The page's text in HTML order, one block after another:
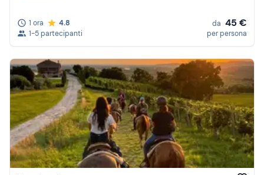
1 ora
4.8
1-5 partecipanti
da 45 €
per persona